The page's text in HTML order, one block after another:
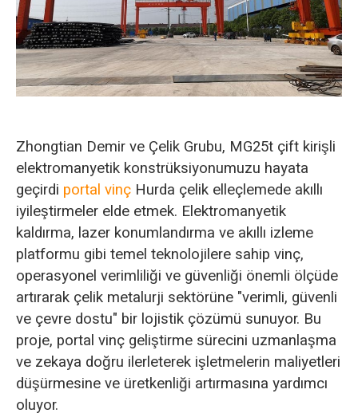
Zhongtian Demir ve Çelik Grubu, MG25t çift kirişli
elektromanyetik konstrüksiyonumuzu hayata
geçirdi portal vinçHurda çelik elleçlemede akıllı
iyileştirmeler elde etmek. Elektromanyetik
kaldırma, lazer konumlandırma ve akıllı izleme
platformu gibi temel teknolojilere sahip vinç,
operasyonel verimliliği ve güvenliği önemli ölçüde
artırarak çelik metalurji sektörüne "verimli, güvenli
ve çevre dostu" bir lojistik çözümü sunuyor. Bu
proje, portal vinç geliştirme sürecini uzmanlaşma
ve zekaya doğru ilerleterek işletmelerin maliyetleri
düşürmesine ve üretkenliği artırmasına yardımcı
oluyor.